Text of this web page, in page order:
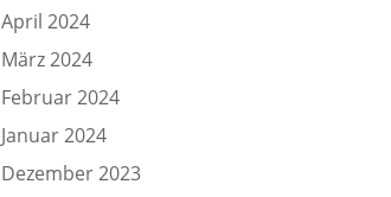
April 2024
März 2024
Februar 2024
Januar 2024
Dezember 2023